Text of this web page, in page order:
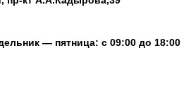
— пятница: с 09:00 до 18:00